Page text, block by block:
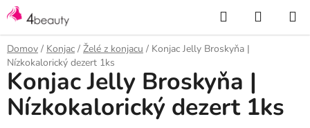
Prejsť
na
obsah
Hľadať
KOŠÍK
Domov / Konjac / Želé z konjacu / Konjac Jelly Broskyňa |
Nízkokalorický dezert 1ks
Konjac Jelly Broskyňa |
Nízkokalorický dezert 1ks